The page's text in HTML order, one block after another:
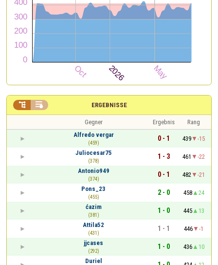
ERGEBNISSE
 
Gegner Ergebnis
Rang
Alfredo vergar
(459)
0 - 1 439
-15
Juliocesar75
(378)
1 - 3 461
-22
Antonio949
(374)
0 - 1 482
-21
Pons_23
(455)
2 - 0 458
24
ćazim
(381)
1 - 0 445
13
Attila52
(431)
1 - 1 446
-1
jjcases
(292)
1 - 0 436
10
Duriel